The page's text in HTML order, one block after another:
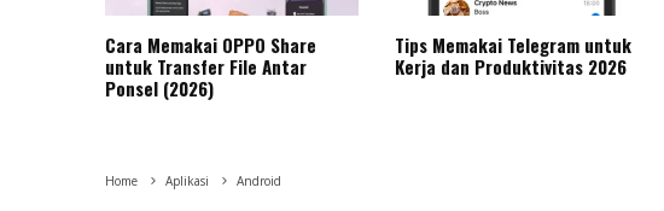
Cara Memakai OPPO Share
untuk Transfer File Antar
Ponsel (2026)
Tips Memakai Telegram untuk
Kerja dan Produktivitas 2026
Home Aplikasi Android